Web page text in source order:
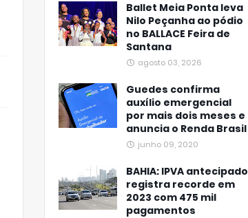
Ballet Meia Ponta leva
Nilo Peçanha ao pódio
no BALLACE Feira de
Santana
agosto 03, 2026
Guedes confirma
auxílio emergencial
por mais dois meses e
anuncia o Renda Brasil
junho 09, 2020
BAHIA: IPVA antecipado
registra recorde em
2023 com 475 mil
pagamentos